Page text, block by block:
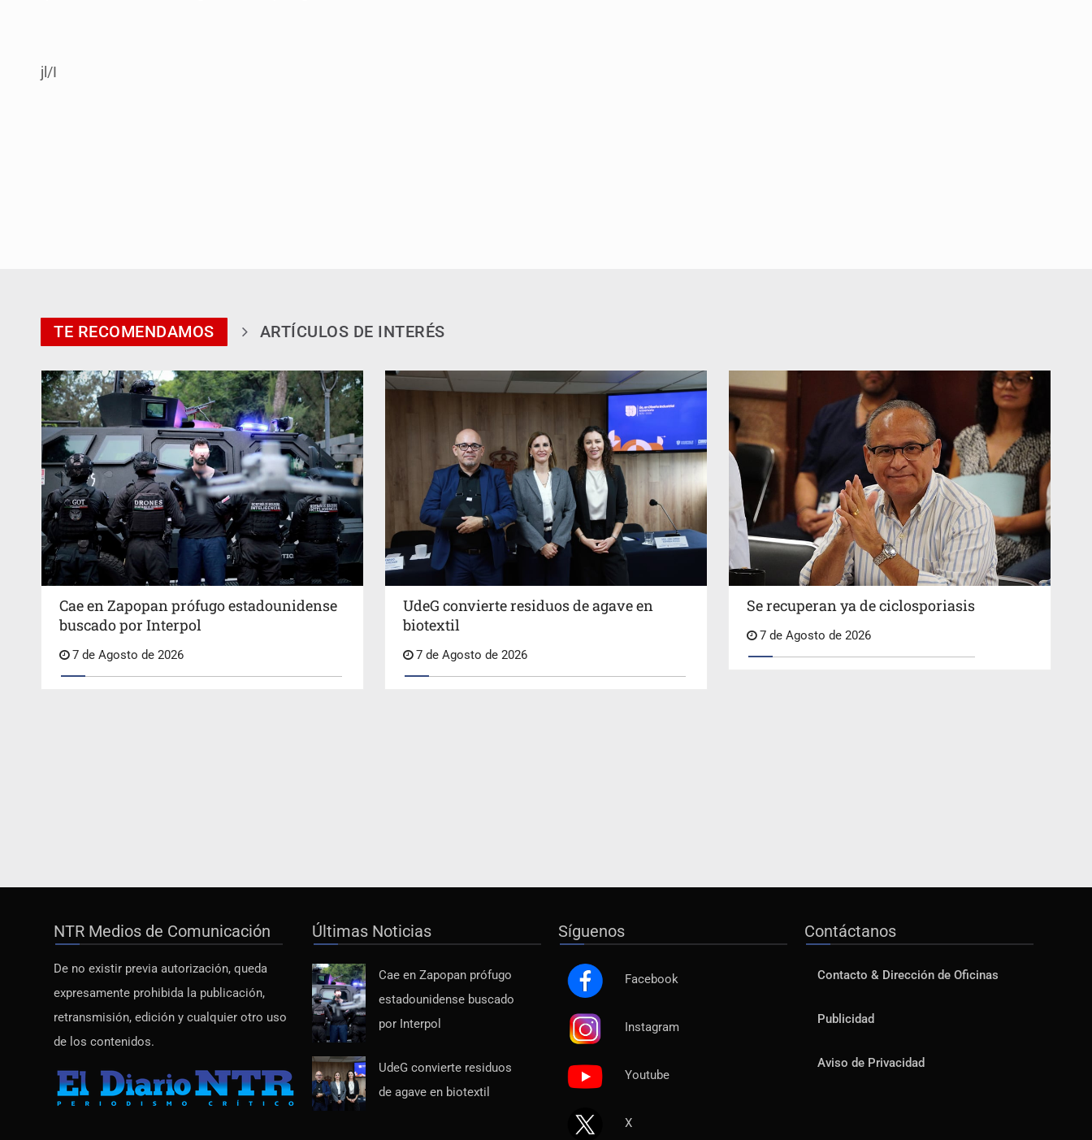
jl/I
TE RECOMENDAMOS ARTÍCULOS DE INTERÉS
Cae en Zapopan prófugo estadounidense
buscado por Interpol
7 de Agosto de 2026
UdeG convierte residuos de agave en
biotextil
7 de Agosto de 2026
Se recuperan ya de ciclosporiasis
7 de Agosto de 2026
NTR Medios de Comunicación
De no existir previa autorización, queda
expresamente prohibida la publicación,
retransmisión, edición y cualquier otro uso
de los contenidos.
Últimas Noticias
Cae en Zapopan prófugo
estadounidense buscado
por Interpol
UdeG convierte residuos
de agave en biotextil
Síguenos
Facebook
Instagram
Youtube
X
Contáctanos
Contacto & Dirección de Oficinas
Publicidad
Aviso de Privacidad